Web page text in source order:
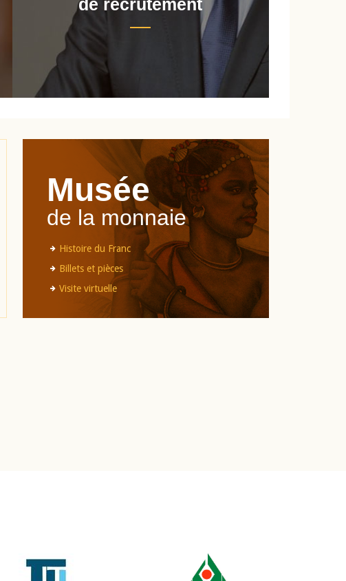
de recrutement
Musée
de la monnaie
Histoire du Franc
Billets et pièces
Visite virtuelle